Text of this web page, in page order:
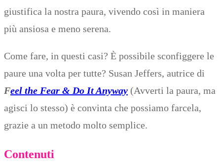
giustifica la nostra paura, vivendo così in maniera
più ansiosa e meno serena.
Come fare, in questi casi? È possibile sconfiggere le
paure una volta per tutte? Susan Jeffers, autrice di
Feel the Fear & Do It Anyway (Avverti la paura, ma
agisci lo stesso) è convinta che possiamo farcela,
grazie a un metodo molto semplice.
Contenuti